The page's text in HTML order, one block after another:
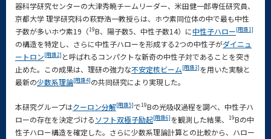
器科学研究センターの大津秀暁チームリーダー、米田健一郎専任研究員、
京都大学 理学研究科の萩野浩一教授らは、ホウ素同位体の中で最も中性
子数が多いホウ素19（19B、陽子数5、中性子数14）に中性子ハロー[用語1]
の構造を特定し、さらに中性子ハローを形成する2つの中性子がダイニュ
ートロン[用語2] と呼ばれるコンパクトな新奇の中性子対であることを突き
止めた。この成果は、理研の強力な不安定核ビーム[用語3]を用いた実験と
最新の少数系理論[用語4]の共同研究により実現した。
本研究グループはクーロン分解[用語5]で19Bの光吸収過程を調べ、中性子ハ
ローの存在を決定づけるソフト双極子励起[用語6]を観測した結果、 19Bの中
性子ハロー構造を確定した。さらに少数系理論計算との比較から、ハロー